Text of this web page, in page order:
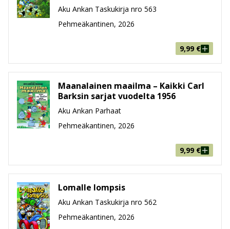
Aku Ankan Taskukirja nro 563
Pehmeäkantinen, 2026
9,99 €
Maanalainen maailma – Kaikki Carl
Barksin sarjat vuodelta 1956
Aku Ankan Parhaat
Pehmeäkantinen, 2026
9,99 €
Lomalle lompsis
Aku Ankan Taskukirja nro 562
Pehmeäkantinen, 2026